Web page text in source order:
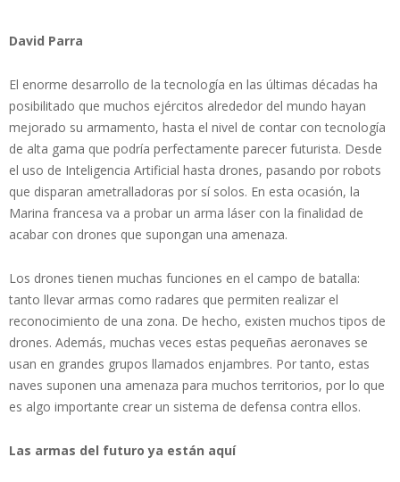
David Parra
El enorme desarrollo de la tecnología en las últimas décadas ha
posibilitado que muchos ejércitos alrededor del mundo hayan
mejorado su armamento, hasta el nivel de contar con tecnología
de alta gama que podría perfectamente parecer futurista. Desde
el uso de Inteligencia Artificial hasta drones, pasando por robots
que disparan ametralladoras por sí solos. En esta ocasión, la
Marina francesa va a probar un arma láser con la finalidad de
acabar con drones que supongan una amenaza.
Los drones tienen muchas funciones en el campo de batalla:
tanto llevar armas como radares que permiten realizar el
reconocimiento de una zona. De hecho, existen muchos tipos de
drones. Además, muchas veces estas pequeñas aeronaves se
usan en grandes grupos llamados enjambres. Por tanto, estas
naves suponen una amenaza para muchos territorios, por lo que
es algo importante crear un sistema de defensa contra ellos.
Las armas del futuro ya están aquí